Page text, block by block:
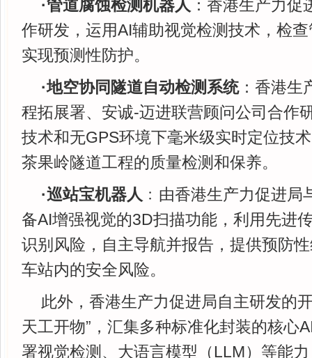
·管道腐蚀检测机器人 ：香港生产力
作研发，运用AI辅助视觉检测技术，检
实现预测性防护。
·地空协同隧道自动检测系统：香港生
程拓展署、安诚-迈进联营顾问公司合作
技术和无GPS环境下毫米级实时定位技
茶果岭隧道工程的质量检测和保养。
·巡站宝机器人 ﹕由香港生产力促进
备AI增强视觉的3D扫描功能，利用先进
识别风险，自主导航并报告，提供预防
车站内的安全风险。
此外，香港生产力促进局自主研发的
天工开物”，汇集多种标准化封装的核心
署视觉检测、大语言模型（LLM）等能